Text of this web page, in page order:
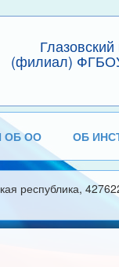
(филиал)
ОБ ОО ОБ
республика,